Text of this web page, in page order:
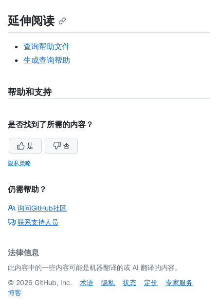
延伸阅读
查询帮助文件
生成查询帮助
帮助和支持
是否找到了所需的内容？
是 否
隐私策略
仍需帮助？
询问GitHub社区
联系支持人员
法律信息
此内容中的一些内容可能是机器翻译的或 AI 翻译的内容。
© 2026 GitHub, Inc. 术语 隐私 状态 定价
专家服务
博客